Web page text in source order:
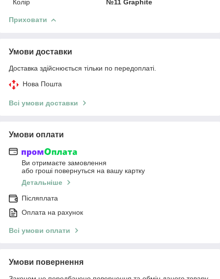
Колір
№11 Graphite
Приховати
Умови доставки
Доставка здійснюється тільки по передоплаті.
Нова Пошта
Всі умови доставки
Умови оплати
Ви отримаєте замовлення
або гроші повернуться на вашу картку
Детальніше
Післяплата
Оплата на рахунок
Всі умови оплати
Умови повернення